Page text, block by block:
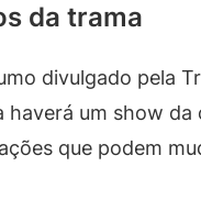
da trama
divulgado pela
haverá um show
que podem